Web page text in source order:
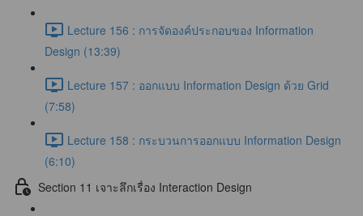
Lecture 156 : การจัดองค์ประกอบของ Information
Design (13:39)
Lecture 157 : ออกแบบ Information Design ด้วย Grid
(7:58)
Lecture 158 : กระบวนการออกแบบ Information Design
(6:10)
Section 11 เจาะลึกเรื่อง Interaction Design